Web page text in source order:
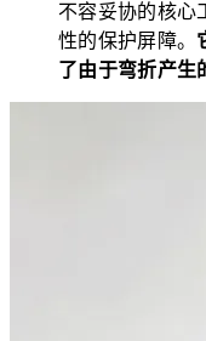
不容妥协的核心
性的保护屏障。
了由于弯折产生